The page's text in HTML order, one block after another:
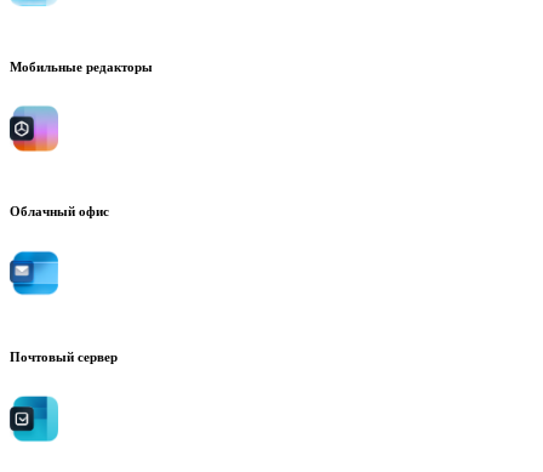
Мобильные редакторы
Облачный офис
Почтовый сервер